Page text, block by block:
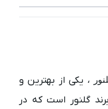
یکی از بهترین و
گلنور است که در